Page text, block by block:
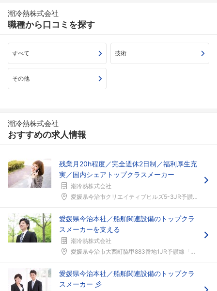
フォローしました
こちらの企業もフォローしませんか？
潮冷熱株式会社
職種から口コミを探す
すべて 技術
その他
潮冷熱株式会社
おすすめの求人情報
残業月20h程度／完全週休2日制／福利厚生充
実／国内シェアトップクラスメーカー
潮冷熱株式会社
愛媛県今治市クリエイティブヒルズ5-3JR予讃線「...
愛媛県今治本社／船舶関連設備のトップクラ
スメーカーを支える
潮冷熱株式会社
愛媛県今治市大西町脇甲883番地1JR予讃線「大西...
愛媛県今治本社／船舶関連設備のトップクラ
スメーカー 彡